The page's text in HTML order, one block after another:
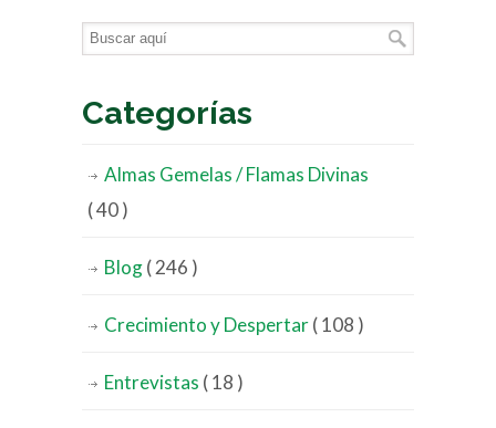
Categorías
Almas Gemelas / Flamas Divinas
( 40 )
Blog( 246 )
Crecimiento y Despertar( 108 )
Entrevistas ( 18 )